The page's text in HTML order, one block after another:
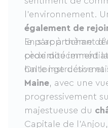
l’environnement.
également de
le parc à thème
proximité
halte instructive et
En s’approchant
cède doucement
On longe
Maine, avec une
progressivement
majestueuse du
Capitale de l’Anjou,